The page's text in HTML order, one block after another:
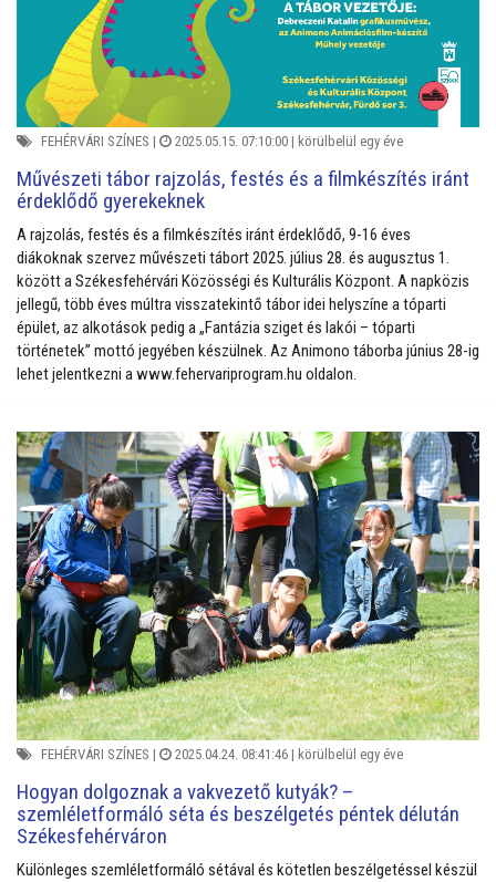
FEHÉRVÁRI SZÍNES | 2025.05.15. 07:10:00 | körülbelül egy éve
Művészeti tábor rajzolás, festés és a filmkészítés iránt
érdeklődő gyerekeknek
A rajzolás, festés és a filmkészítés iránt érdeklődő, 9-16 éves
diákoknak szervez művészeti tábort 2025. július 28. és augusztus 1.
között a Székesfehérvári Közösségi és Kulturális Központ. A napközis
jellegű, több éves múltra visszatekintő tábor idei helyszíne a tóparti
épület, az alkotások pedig a „Fantázia sziget és lakói – tóparti
történetek” mottó jegyében készülnek. Az Animono táborba június 28-ig
lehet jelentkezni a www.fehervariprogram.hu oldalon.
FEHÉRVÁRI SZÍNES | 2025.04.24. 08:41:46 | körülbelül egy éve
Hogyan dolgoznak a vakvezető kutyák? –
szemléletformáló séta és beszélgetés péntek délután
Székesfehérváron
Különleges szemléletformáló sétával és kötetlen beszélgetéssel készül